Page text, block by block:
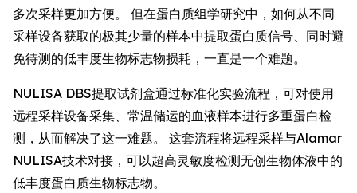
多次采样更加方便。 但在蛋白质组学研究中，如何从不同
采样设备获取的极其少量的样本中提取蛋白质信号、同时避
免待测的低丰度生物标志物损耗，一直是一个难题。
NULISA DBS提取试剂盒通过标准化实验流程，可对使用
远程采样设备采集、常温储运的血液样本进行多重蛋白检
测，从而解决了这一难题。 这套流程将远程采样与Alamar
NULISA技术对接，可以超高灵敏度检测无创生物体液中的
低丰度蛋白质生物标志物。